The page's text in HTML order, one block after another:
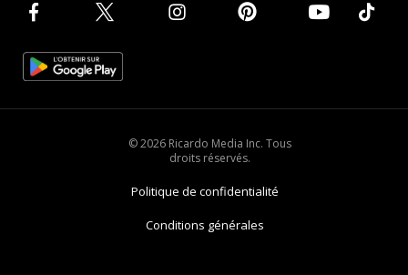
© 2026 Ricardo Media Inc. Tous
droits réservés.
Politique de confidentialité
Conditions générales